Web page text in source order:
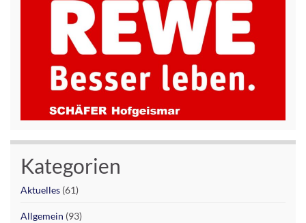
Kategorien
Aktuelles (61)
Allgemein (93)